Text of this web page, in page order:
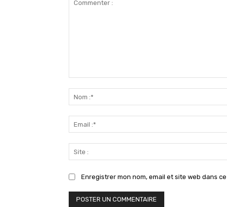
Enregistrer mon nom, email et site web dans